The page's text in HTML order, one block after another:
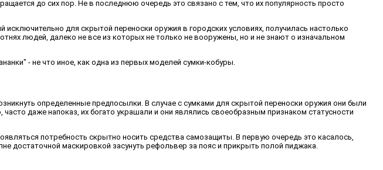
до сих пор. Не в последнюю очередь это связано с тем, что их популярность просто
для скрытой переноски оружия в городских условиях, получилась настолько
людей, далеко не все из которых не только не вооружены, но и не знают о изначальном
- не что иное, как одна из первых моделей сумки-кобуры.
определенные предпосылки. В случае с сумками для скрытой переноски оружия они были
даже напоказ, их богато украшали и они являлись своеобразным признаком статусности
потребность скрытно носить средства самозащиты. В первую очередь это касалось,
достаточной маскировкой засунуть рефольвер за пояс и прикрыть полой пиджака.